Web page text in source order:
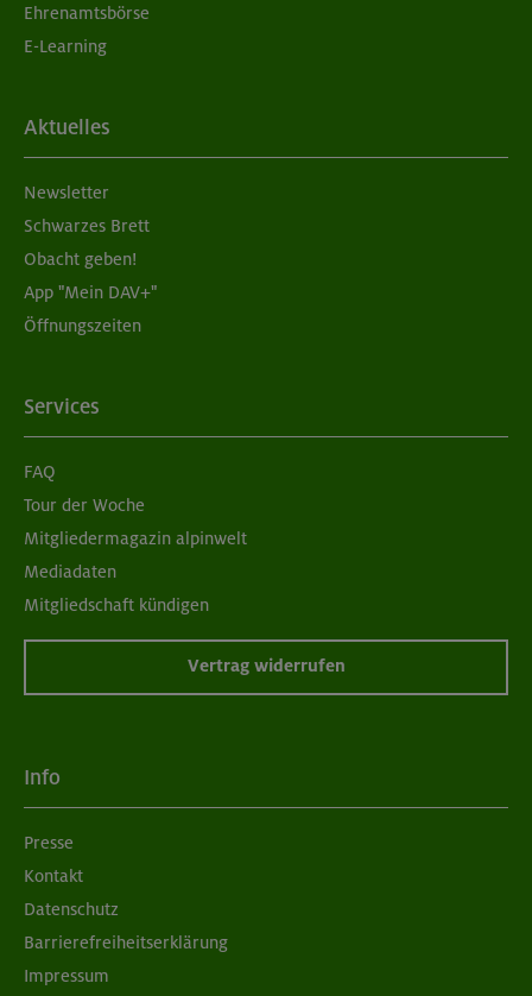
Ehrenamtsbörse
E-Learning
Aktuelles
Newsletter
Schwarzes Brett
Obacht geben!
App "Mein DAV+"
Öffnungszeiten
Services
FAQ
Tour der Woche
Mitgliedermagazin alpinwelt
Mediadaten
Mitgliedschaft kündigen
Vertrag widerrufen
Info
Presse
Kontakt
Datenschutz
Barrierefreiheitserklärung
Impressum